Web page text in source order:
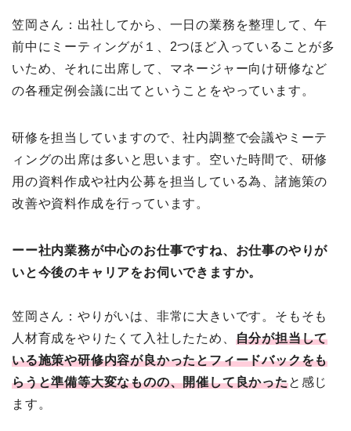
笠岡さん：出社してから、一日の業務を整理して、午
前中にミーティングが１、2つほど入っていることが多
いため、それに出席して、マネージャー向け研修など
の各種定例会議に出てということをやっています。
研修を担当していますので、社内調整で会議やミーテ
ィングの出席は多いと思います。空いた時間で、研修
用の資料作成や社内公募を担当している為、諸施策の
改善や資料作成を行っています。
ーー社内業務が中心のお仕事ですね、お仕事のやりが
いと今後のキャリアをお伺いできますか。
笠岡さん：やりがいは、非常に大きいです。そもそも
人材育成をやりたくて入社したため、 自分が担当して
いる施策や研修内容が良かったとフィードバックをも
らうと準備等大変なものの、開催して良かったと感じ
ます。